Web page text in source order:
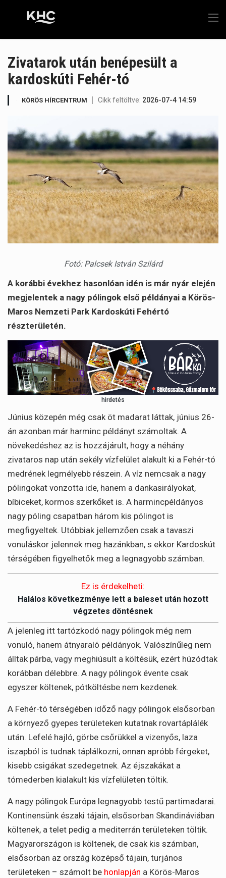
Zivatarok után benépesült a
kardoskúti Fehér-tó
KÖRÖS HÍRCENTRUM Cikk feltöltve: 2026-07-4 14:59
Fotó: Palcsek István Szilárd
A korábbi évekhez hasonlóan idén is már nyár elején
megjelentek a nagy pólingok első példányai a Körös-
Maros Nemzeti Park Kardoskúti Fehértó
részterületén.
hirdetés
Június közepén még csak öt madarat láttak, június 26-
án azonban már harminc példányt számoltak. A
növekedéshez az is hozzájárult, hogy a néhány
zivataros nap után sekély vízfelület alakult ki a Fehér-tó
medrének legmélyebb részein. A víz nemcsak a nagy
pólingokat vonzotta ide, hanem a dankasirályokat,
bíbiceket, kormos szerkőket is. A harmincpéldányos
nagy póling csapatban három kis pólingot is
megfigyeltek. Utóbbiak jellemzően csak a tavaszi
vonuláskor jelennek meg hazánkban, s ekkor Kardoskút
térségében figyelhetők meg a legnagyobb számban.
Ez is érdekelheti:
Halálos következménye lett a baleset után hozott
végzetes döntésnek
A jelenleg itt tartózkodó nagy pólingok még nem
vonuló, hanem átnyaraló példányok. Valószínűleg nem
álltak párba, vagy meghiúsult a költésük, ezért húzódtak
korábban délebbre. A nagy pólingok évente csak
egyszer költenek, pótköltésbe nem kezdenek.
A Fehér-tó térségében időző nagy pólingok elsősorban
a környező gyepes területeken kutatnak rovartáplálék
után. Lefelé hajló, görbe csőrükkel a vizenyős, laza
iszapból is tudnak táplálkozni, onnan apróbb férgeket,
kisebb csigákat szedegetnek. Az éjszakákat a
tómederben kialakult kis vízfelületen töltik.
A nagy pólingok Európa legnagyobb testű partimadarai.
Kontinensünk északi tájain, elsősorban Skandináviában
költenek, a telet pedig a mediterrán területeken töltik.
Magyarországon is költenek, de csak kis számban,
elsősorban az ország középső tájain, turjános
területeken – számolt be honlapján a Körös-Maros